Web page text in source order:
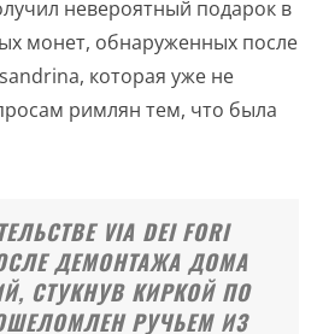
невероятный подарок в
монет, обнаруженных после
которая уже не
римлян тем, что была
VIA DEI FORI
ДЕМОНТАЖА ДОМА
СТУКНУВ КИРКОЙ ПО
РУЧЬЕМ ИЗ